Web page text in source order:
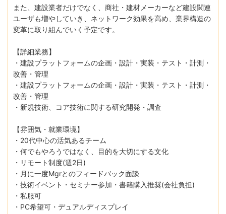
また、建設業者だけでなく、商社・建材メーカーなど建設関連
ユーザも増やしていき、ネットワーク効果を高め、業界構造の
変革に取り組んでいく予定です。
【詳細業務】
・建設プラットフォームの企画・設計・実装・テスト・計測・
改善・管理
・建設プラットフォームの企画・設計・実装・テスト・計測・
改善・管理
・新規技術、コア技術に関する研究開発・調査
【雰囲気・就業環境】
・20代中心の活気あるチーム
・何でもやろうではなく、目的を大切にする文化
・リモート制度(週2日)
・月に一度Mgrとのフィードバック面談
・技術イベント・セミナー参加・書籍購入推奨(会社負担)
・私服可
・PC希望可・デュアルディスプレイ